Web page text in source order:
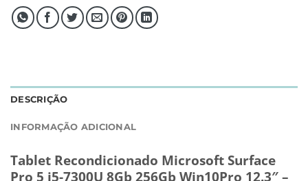
DESCRIÇÃO
INFORMAÇÃO ADICIONAL
Tablet Recondicionado Microsoft Surface
Pro 5 i5-7300U 8Gb 256Gb Win10Pro 12.3″ –